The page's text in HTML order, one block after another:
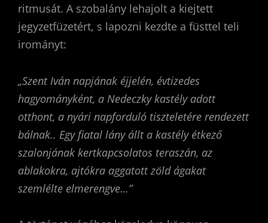
ritmusát. A szobalány lehajolt a kiejtett
jegyzetfüzetért, s lapozni kezdte a füsttel teli
irományt:
„Szent Iván napjának éjjelén, évtizedes
hagyományként, a Nedeczky kastély adott
otthont, a nyári napforduló tiszteletére rendezett
bálnak.. Egy fiatal lány állt a kastély étkező
szalonjának kertkapcsolatos teraszán, az
ablakokra, ajtókra aggatott zöld ágakat
szemlélte elmerengve…”